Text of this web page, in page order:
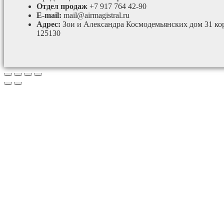
Отдел продаж +7 917 764 42-90
E-mail: mail@airmagistral.ru
Адрес: Зои и Александра Космодемьянских дом 31
125130